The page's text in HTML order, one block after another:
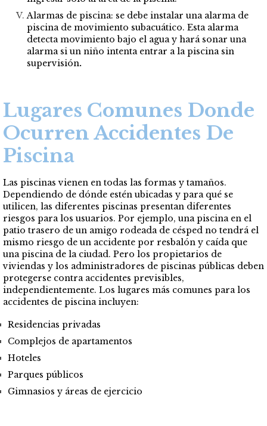
Alarmas de piscina: se debe instalar una alarma de
piscina de movimiento subacuático. Esta alarma
detecta movimiento bajo el agua y hará sonar una
alarma si un niño intenta entrar a la piscina sin
supervisión.
Lugares Comunes Donde
Ocurren Accidentes De
Piscina
Las piscinas vienen en todas las formas y tamaños.
Dependiendo de dónde estén ubicadas y para qué se
utilicen, las diferentes piscinas presentan diferentes
riesgos para los usuarios. Por ejemplo, una piscina en el
patio trasero de un amigo rodeada de césped no tendrá el
mismo riesgo de un accidente por resbalón y caída que
una piscina de la ciudad. Pero los propietarios de
viviendas y los administradores de piscinas públicas deben
protegerse contra accidentes previsibles,
independientemente. Los lugares más comunes para los
accidentes de piscina incluyen:
Residencias privadas
Complejos de apartamentos
Hoteles
Parques públicos
Gimnasios y áreas de ejercicio